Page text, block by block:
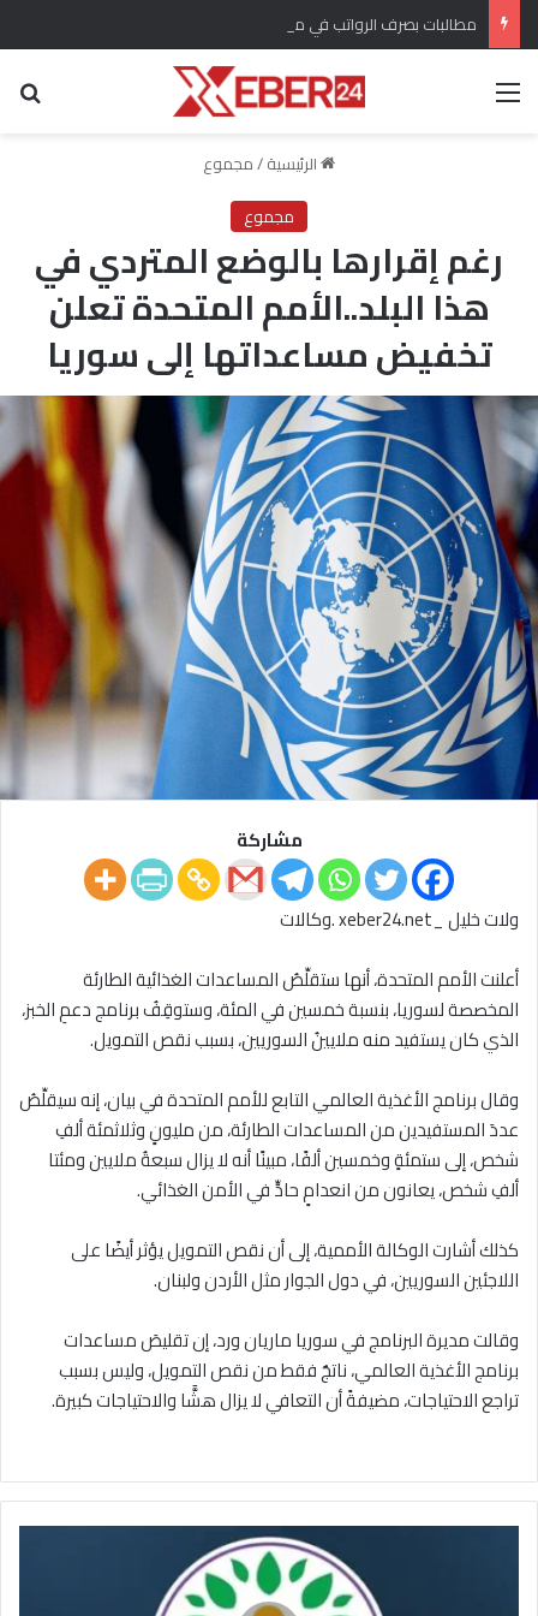
القائمة
الرئيسية/مجموع
مجموع
رغم إقرارها بالوضع المتردي في
هذا البلد..الأمم المتحدة تعلن
تخفيض مساعداتها إلى سوريا
مشاركة
ولات خليل _xeber24.net .وكالات
أعلنت الأمم المتحدة، أنها ستقلِّصُ المساعدات الغذائية الطارئة
المخصصة لسوريا، بنسبة خمسين في المئة، وستوقِفُ برنامج دعمِ الخبز،
الذي كان يستفيد منه ملايينُ السوريين، بسبب نقص التمويل.
وقال برنامج الأغذية العالمي التابع للأمم المتحدة في بيان، إنه سيقلِّصُ
عددَ المستفيدين من المساعدات الطارئة، من مليونٍ وثلاثمئة ألفِ
شخص، إلى ستمئةٍ وخمسين ألفًا، مبينًا أنه لا يزال سبعةُ ملايين ومئتا
ألفِ شخص، يعانون من انعدامٍ حادٍّ في الأمن الغذائي.
كذلك أشارت الوكالة الأممية، إلى أن نقص التمويل يؤثر أيضًا على
اللاجئين السوريين، في دول الجوار مثل الأردن ولبنان.
وقالت مديرة البرنامج في سوريا ماريان ورد، إن تقليصَ مساعدات
برنامج الأغذية العالمي، ناتجٌ فقط من نقص التمويل، وليس بسبب
تراجع الاحتياجات، مضيفةً أن التعافي لا يزال هشًّا والاحتياجات كبيرة.